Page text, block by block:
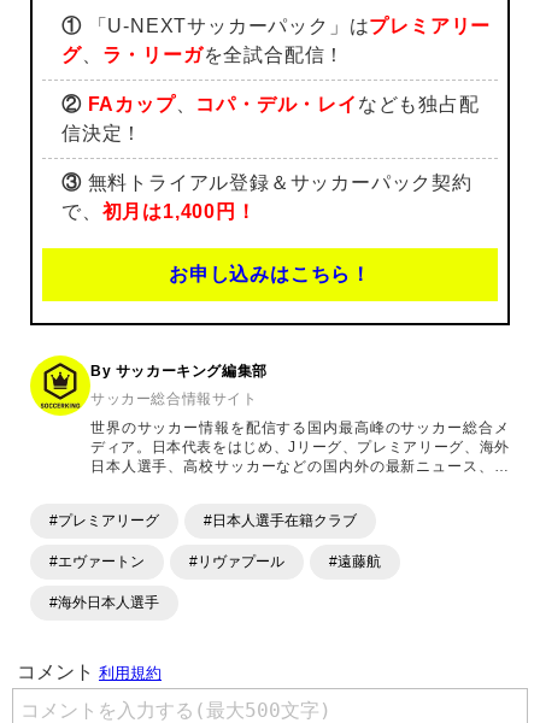
①「U-NEXTサッカーパック」はプレミアリー
グ、 ラ・リーガを全試合配信！
② FAカップ、 コパ・デル・レイ なども独占配
信決定！
③無料トライアル登録＆サッカーパック契約
で、 初月は1,400円！
お申し込みはこちら！
By サッカーキング編集部
サッカー総合情報サイト
世界のサッカー情報を配信する国内最高峰のサッカー総合メ
ディア。日本代表をはじめ、Jリーグ、プレミアリーグ、海外
日本人選手、高校サッカーなどの国内外の最新ニュース、コ
ます。「X」「Instagram」「YouTube」「TikTok」など、
#プレミアリーグ #日本人選手在籍クラブ
#エヴァートン #リヴァプール #遠藤航
#海外日本人選手